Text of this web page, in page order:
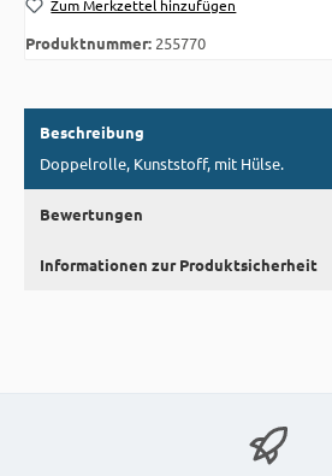
Zum Merkzettel hinzufügen
Produktnummer: 255770
Beschreibung
Doppelrolle, Kunststoff, mit Hülse.
Bewertungen
Informationen zur Produktsicherheit